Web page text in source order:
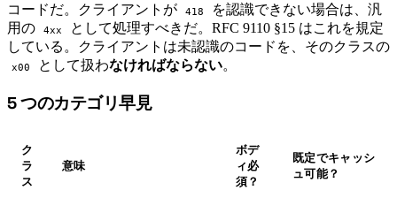
コードだ。クライアントが
418
を認識できない場合は、汎
用の
4xx
として処理すべきだ。RFC 9110 §15 はこれを規定
している。クライアントは未認識のコードを、そのクラスの
x00 として扱わなければならない。
#
5 つのカテゴリ早見
ク
ラ
ス
意味
ボデ
ィ必
須？
既定でキャッシ
ュ可能？